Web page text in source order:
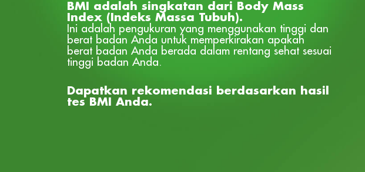
BMI adalah singkatan dari Body Mass
Index (Indeks Massa Tubuh).
Ini adalah pengukuran yang menggunakan tinggi dan
berat badan Anda untuk memperkirakan apakah
berat badan Anda berada dalam rentang sehat sesuai
tinggi badan Anda.
Dapatkan rekomendasi berdasarkan hasil
tes BMI Anda.